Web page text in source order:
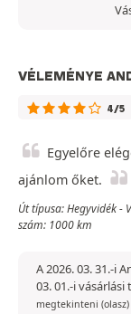
VÉLEMÉNYE
4/5
Egyelőre
ajánlom őket.
Út típusa: Hegyvidék -
szám: 1000 km
A 2026. 03. 31.-i
03. 01.-i
megtekinteni (olasz)